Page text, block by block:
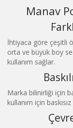
Manav
İhtiyaca göre çeşitli
orta ve büyük boy
kullanım sağlar.
Marka bilinirliği için
kullanım için